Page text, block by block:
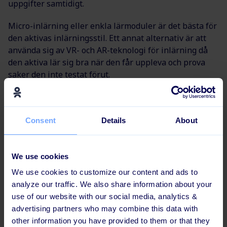
Consent Details About
We use cookies
We use cookies to customize our content and ads to
analyze our traffic. We also share information about your
use of our website with our social media, analytics &
advertising partners who may combine this data with
other information you have provided to them or that they
uppgifter samtidigt.
Micro-inlärning eller enkla lärmoduler är det bästa för
den aktivas inlärningsstil. Ett annat alternativ är att
använda sig av VR- och AR-teknologi för inlärning då
den aktiva lär sig bra när den får uppleva och prova
saker den inte testat förut.